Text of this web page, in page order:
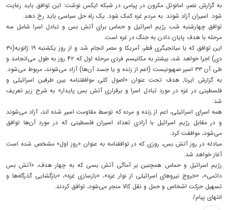
به گزارش نصر، امانوئل مکرون در پیامی در شبکه ایکس نوشت: این توافق باید رعایت
شود. اسیران آزاد شوند. به مردم غزه کمک شود. یک راه حل سیاسی باید رخ دهد.
توافق چهارشنبه شب رژیم اسرائیل و حماس برای آتش بس و تبادل اسرا شامل سه
مرحله با هدف پایان دادن به جنگ در غزه است.
این توافق که با میانجیگری قطر، آمریکا و مصر انجام شد و از روز یکشنبه ۱۹ ژانویه(۳۰
دی) اجرا خواهد شد، بیشتر به مکانیسم فردی مرحله اول که ۴۲ روز به طول می‌انجامد و
طی آن ۳۳ اسیر صهیونیست (اعم از زنده و یا جسد آن‌ها) آزاد می‌شوند، مربوط می‌شود.
به گزارش ایرنا, هدف تحت عنوان «اصول کلی موافقتنامه بین طرفین اسرائیلی و
فلسطینی در غزه در مورد تبادل اسرا و برقراری آتش بس پایدار» به شرح زیر تعریف
شد:
همه اسرای اسرائیلی، اعم از زنده و مرده که توسط مقاومت اسیر شده اند، آزاد می‌شوند
و در مقابل رژیم اسرائیل با آزادی تعداد اسیران فلسطینی که در مورد آن‌ها توافق
می‌شود، موافقت کرد.
مبادله در روز آتش بس، روزی که در توافقنامه به عنوان «روز اول» مشخص شده است
آغاز خواهد شد.
رژیم اسرائیل و حماس همچنین بر آماگی آتش بسی که به چهار هدف، «آتش بس
دائمی»، «خروج نیروهای اسرائیلی از نوار غزه»، «بازسازی غزه»، «بازگشایی گذرگاه‌ها و
تسهیل حرکت اشخاص و حمل و نقل کالا منجر می‌شود، توافق کردند.
انتهای پیام/